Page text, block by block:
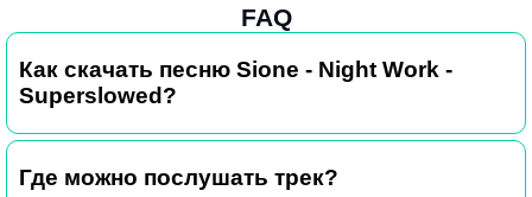
FAQ
Как скачать песню Sione - Night Work -
Superslowed?
Где можно послушать трек?